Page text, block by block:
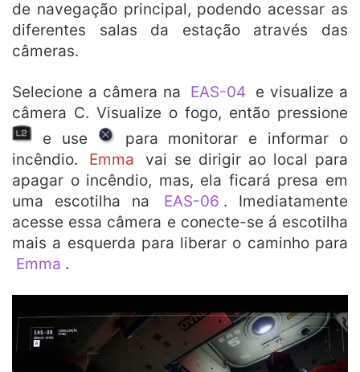
de navegação principal, podendo acessar as
diferentes salas da estação através das
câmeras.
Selecione a câmera na EAS-04
e visualize a
câmera C. Visualize o fogo, então pressione
e use
para monitorar e informar o
incêndio.
Emma
vai se dirigir ao local para
apagar o incêndio, mas, ela ficará presa em
uma escotilha na
EAS-06 . Imediatamente
acesse essa câmera e conecte-se á escotilha
mais a esquerda para liberar o caminho para
Emma .